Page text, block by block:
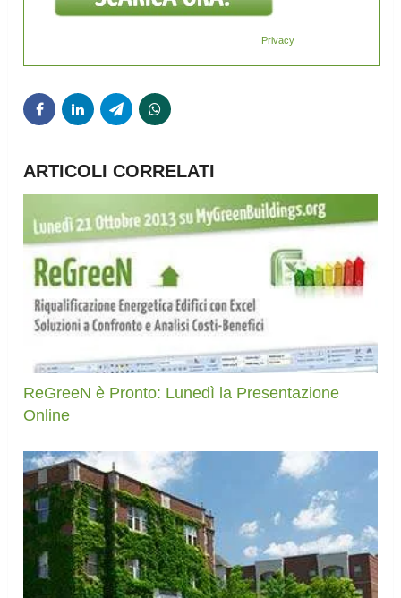
Privacy
ARTICOLI CORRELATI
ReGreeN è Pronto: Lunedì la Presentazione
Online